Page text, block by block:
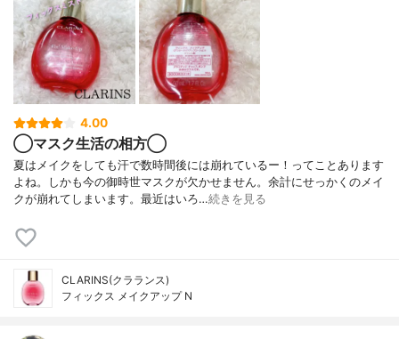
4.00
◯マスク生活の相方◯
夏はメイクをしても汗で数時間後には崩れているー！ってことあります
よね。しかも今の御時世マスクが欠かせません。余計にせっかくのメイ
クが崩れてしまいます。最近はいろ…続きを見る
CLARINS(クラランス)
フィックス メイクアップ N